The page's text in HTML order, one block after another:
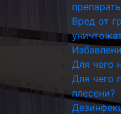
Вред от
Для чего
Для чего
плесени?